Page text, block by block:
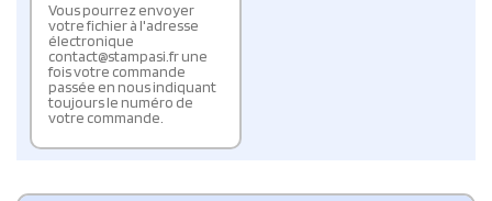
Vous pourrez envoyer
votre fichier à l'adresse
électronique
contact@stampasi.fr une
fois votre commande
passée en nous indiquant
toujours le numéro de
votre commande.